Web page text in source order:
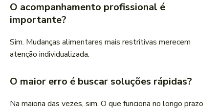
O acompanhamento profissional é
importante?
Sim. Mudanças alimentares mais restritivas merecem
atenção individualizada.
O maior erro é buscar soluções rápidas?
Na maioria das vezes, sim. O que funciona no longo prazo